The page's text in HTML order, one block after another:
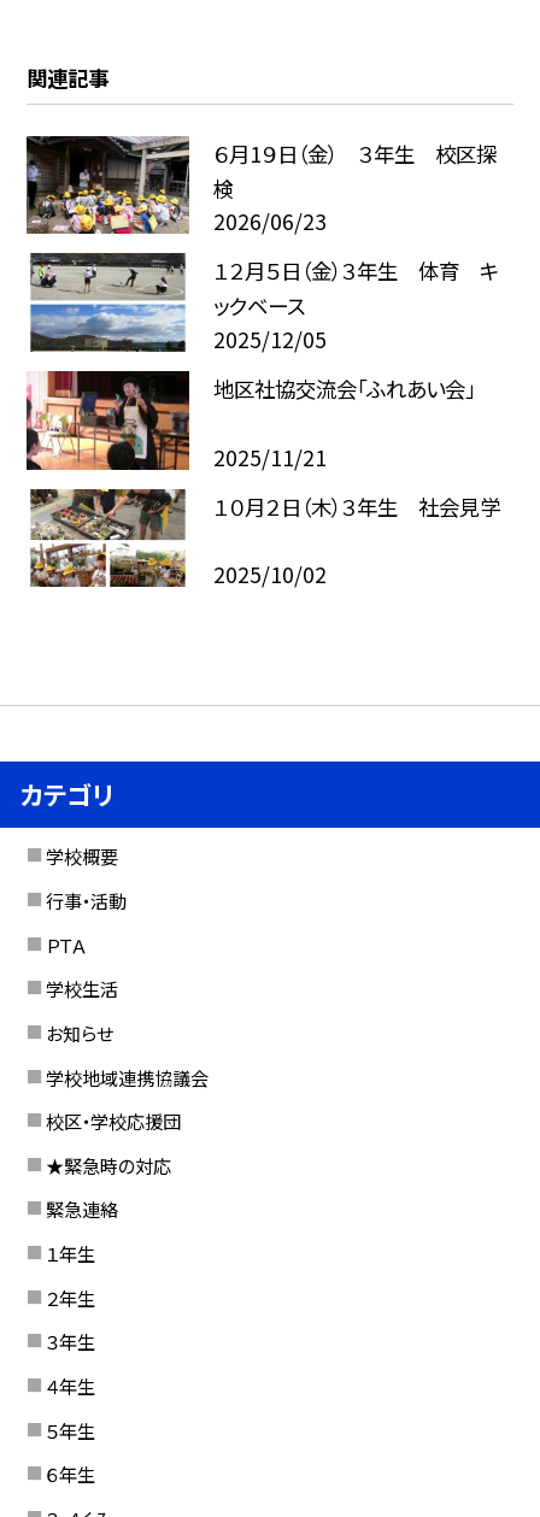
関連記事
６月1９日（金） ３年生 校区探
検
2026/06/23
１２月５日（金）３年生 体育 キ
ックベース
2025/12/05
地区社協交流会「ふれあい会」
2025/11/21
１０月２日（木）３年生 社会見学
2025/10/02
カテゴリ
学校概要
行事・活動
ＰＴＡ
学校生活
お知らせ
学校地域連携協議会
校区・学校応援団
★緊急時の対応
緊急連絡
１年生
２年生
３年生
４年生
５年生
６年生